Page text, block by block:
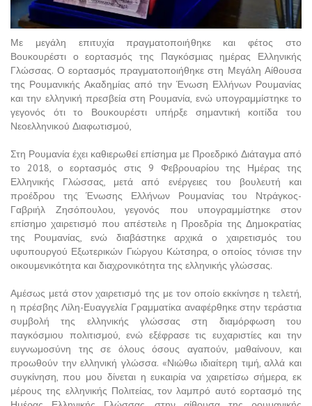
Με μεγάλη επιτυχία πραγματοποιήθηκε και φέτος στο
Βουκουρέστι ο εορτασμός της Παγκόσμιας ημέρας Ελληνικής
Γλώσσας. Ο εορτασμός πραγματοποιήθηκε στη Μεγάλη Αίθουσα
της Ρουμανικής Ακαδημίας από την Ένωση Ελλήνων Ρουμανίας
και την ελληνική πρεσβεία στη Ρουμανία, ενώ υπογραμμίστηκε το
γεγονός ότι το Βουκουρέστι υπήρξε σημαντική κοιτίδα του
Νεοελληνικού Διαφωτισμού,
Στη Ρουμανία έχει καθιερωθεί επίσημα με Προεδρικό Διάταγμα από
το 2018, ο εορτασμός στις 9 Φεβρουαρίου της Ημέρας της
Ελληνικής Γλώσσας, μετά από ενέργειες του βουλευτή και
προέδρου της Ένωσης Ελλήνων Ρουμανίας του Ντράγκος-
Γαβριήλ Ζησόπουλου, γεγονός που υπογραμμίστηκε στον
επίσημο χαιρετισμό που απέστειλε η Προεδρία της Δημοκρατίας
της Ρουμανίας, ενώ διαβάστηκε αρχικά ο χαιρετισμός του
υφυπουργού Εξωτερικών Γιώργου Κώτσηρα, ο οποίος τόνισε την
οικουμενικότητα και διαχρονικότητα της ελληνικής γλώσσας.
Αμέσως μετά στον χαιρετισμό της με τον οποίο εκκίνησε η τελετή,
η πρέσβης Λίλη-Ευαγγελία Γραμματίκα αναφέρθηκε στην τεράστια
συμβολή της ελληνικής γλώσσας στη διαμόρφωση του
παγκόσμιου πολιτισμού, ενώ εξέφρασε τις ευχαριστίες και την
ευγνωμοσύνη της σε όλους όσους αγαπούν, μαθαίνουν, και
προωθούν την ελληνική γλώσσα. «Νιώθω ιδιαίτερη τιμή, αλλά και
συγκίνηση, που μου δίνεται η ευκαιρία να χαιρετίσω σήμερα, εκ
μέρους της ελληνικής Πολιτείας, τον λαμπρό αυτό εορτασμό της